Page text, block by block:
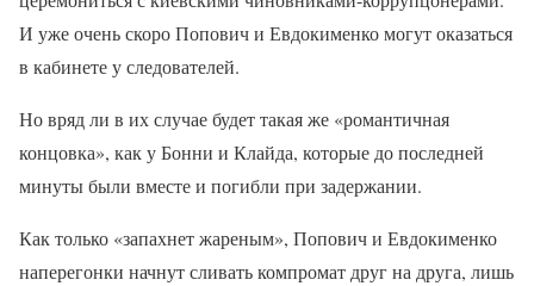
И уже очень скоро Попович и Евдокименко могут оказаться
в кабинете у следователей.
Но вряд ли в их случае будет такая же «романтичная
концовка», как у Бонни и Клайда, которые до последней
минуты были вместе и погибли при задержании.
Как только «запахнет жареным», Попович и Евдокименко
наперегонки начнут сливать компромат друг на друга, лишь